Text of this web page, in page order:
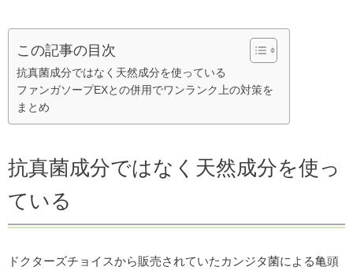
この記事の目次
抗真菌成分ではなく天然成分を使っている
ファンガソープEXとの併用でワンランク上の対策を
まとめ
抗真菌成分ではなく天然成分を使っ
ている
ドクターズチョイスから販売されていたカンジタ菌による亀頭